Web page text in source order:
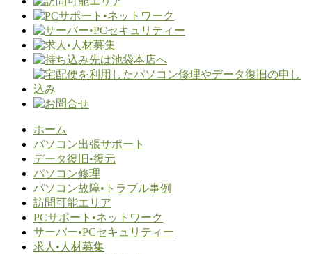
ホーム
パソコン出張サポート
データ復旧•復元
パソコン修理
パソコン故障•トラブル事例
訪問可能エリア
PCサポート•ネットワーク
サーバー•PCセキュリティー
求人•人材募集